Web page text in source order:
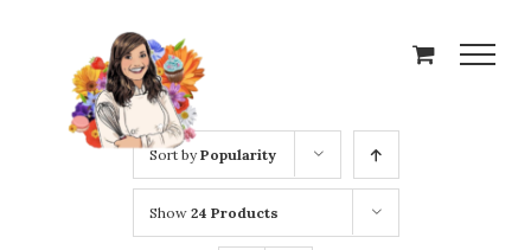
content
Sort byPopularity
Show 24 Products